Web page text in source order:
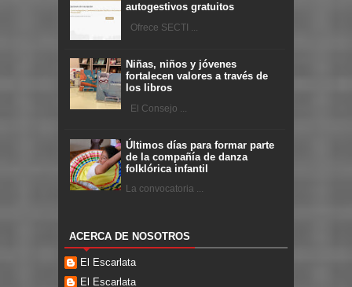
autogestivos gratuitos
Ofrece SECTI ...
Niñas, niños y jóvenes
fortalecen valores a través de
los libros
El Consejo ...
Últimos días para formar parte
de la compañía de danza
folklórica infantil
La convocatoria ...
ACERCA DE NOSOTROS
El Escarlata
El Escarlata